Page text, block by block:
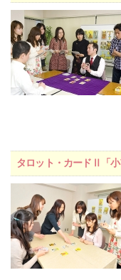
タロット・カードⅡ「